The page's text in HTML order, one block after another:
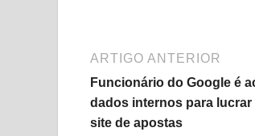
ARTIGO ANTERIOR
Funcionário do Google é
dados internos para lucrar
site de apostas